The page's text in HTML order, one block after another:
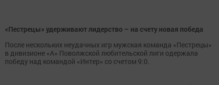
«Пестрецы» удерживают лидерство – на счету новая победа
После нескольких неудачных игр мужская команда «Пестрецы»
в дивизионе «А» Поволжской любительской лиги одержала
победу над командой «Интер» со счетом 9:0.